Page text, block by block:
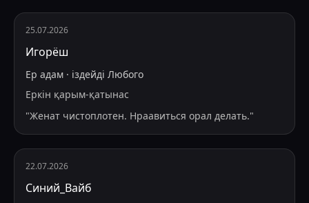
25.07.2026
Игорёш
Ер адам · іздейді Любого
Еркін қарым-қатынас
"Женат чистоплотен. Нраавиться орал делать."
22.07.2026
Синий_Вайб